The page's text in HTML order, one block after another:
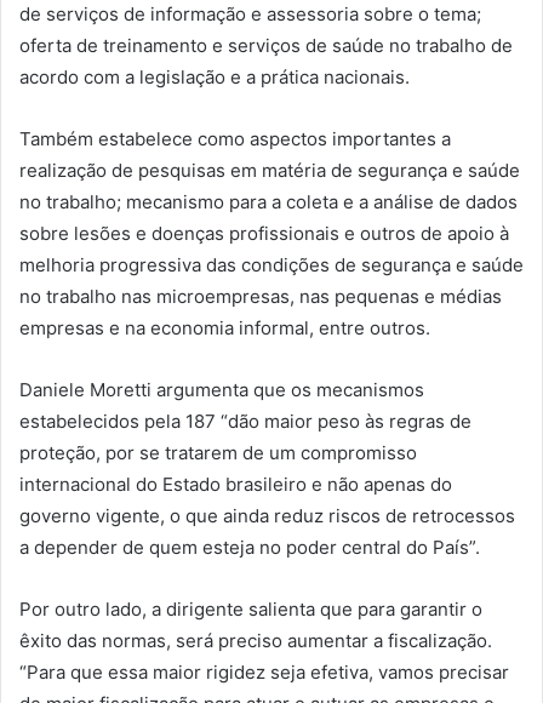
de serviços de informação e assessoria sobre o tema;
oferta de treinamento e serviços de saúde no trabalho de
acordo com a legislação e a prática nacionais.
Também estabelece como aspectos importantes a
realização de pesquisas em matéria de segurança e saúde
no trabalho; mecanismo para a coleta e a análise de dados
sobre lesões e doenças profissionais e outros de apoio à
melhoria progressiva das condições de segurança e saúde
no trabalho nas microempresas, nas pequenas e médias
empresas e na economia informal, entre outros.
Daniele Moretti argumenta que os mecanismos
estabelecidos pela 187 “dão maior peso às regras de
proteção, por se tratarem de um compromisso
internacional do Estado brasileiro e não apenas do
governo vigente, o que ainda reduz riscos de retrocessos
a depender de quem esteja no poder central do País”.
Por outro lado, a dirigente salienta que para garantir o
êxito das normas, será preciso aumentar a fiscalização.
“Para que essa maior rigidez seja efetiva, vamos precisar